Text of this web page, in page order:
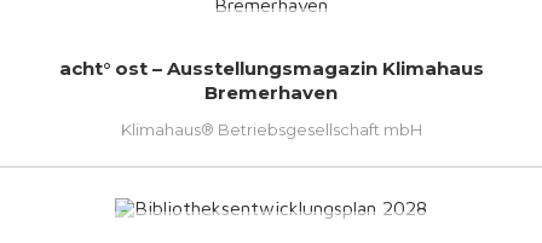
acht° ost – Ausstellungsmagazin Klimahaus
Bremerhaven
Klimahaus® Betriebsgesellschaft mbH